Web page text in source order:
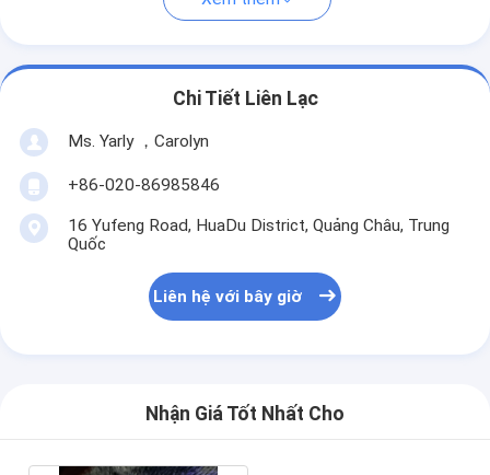
Chi Tiết Liên Lạc
Ms. Yarly ，Carolyn
+86-020-86985846
16 Yufeng Road, HuaDu District, Quảng Châu, Trung
Quốc
Liên hệ với bây giờ
Nhận Giá Tốt Nhất Cho